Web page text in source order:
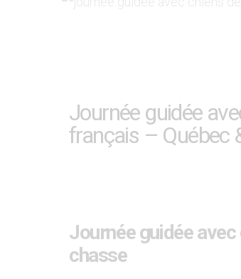
Journée guidée
français – Québec
Journée guidée avec
chasse